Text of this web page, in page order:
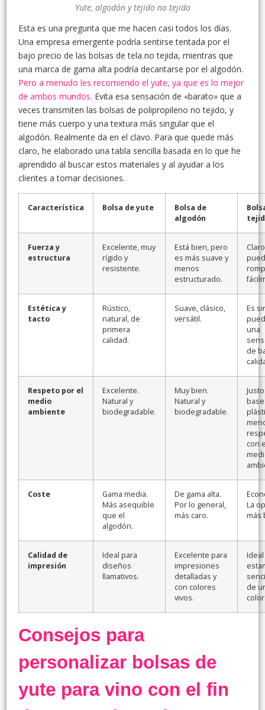
Yute, algodón y tejido no tejido
Esta es una pregunta que me hacen casi todos los días.
Una empresa emergente podría sentirse tentada por el
bajo precio de las bolsas de tela no tejida, mientras que
una marca de gama alta podría decantarse por el algodón.
Pero a menudo les recomiendo el yute, ya que es lo mejor
de ambos mundos. Evita esa sensación de «barato» que a
veces transmiten las bolsas de polipropileno no tejido, y
tiene más cuerpo y una textura más singular que el
algodón. Realmente da en el clavo. Para que quede más
claro, he elaborado una tabla sencilla basada en lo que he
aprendido al buscar estos materiales y al ayudar a los
clientes a tomar decisiones.
Característica Bolsa de yute
Bolsa de
algodón
Fuerza y
estructura
Excelente, muy
rígido y
resistente.
Está bien, pero
es más suave y
menos
estructurado.
Estética y
tacto
Rústico,
natural, de
primera
calidad.
Suave, clásico,
versátil.
Es
una
de
Respeto por el
medio
ambiente
Excelente.
Natural y
biodegradable.
Muy bien.
Natural y
biodegradable.
con
Coste
Gama media.
Más asequible
que el
algodón.
De gama alta.
Por lo general,
más caro.
La
más
Calidad de
impresión
Ideal para
diseños
llamativos.
Excelente para
impresiones
detalladas y
con colores
vivos.
de
Consejos para
personalizar bolsas de
yute para vino con el fin